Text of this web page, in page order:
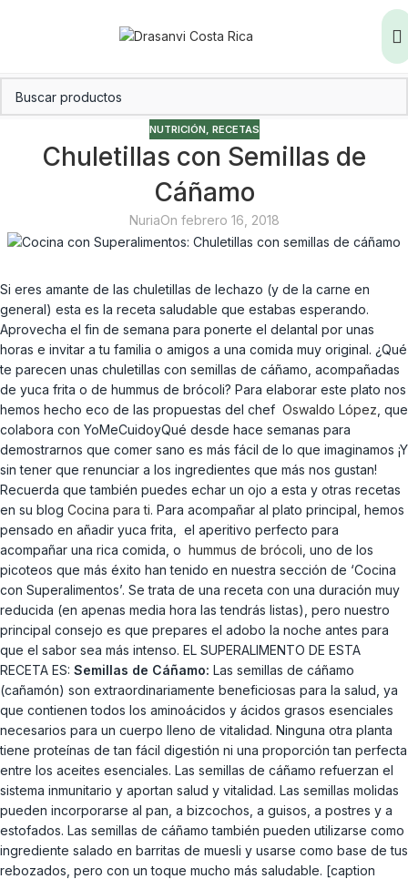
NUTRICIÓN, RECETAS
Chuletillas con Semillas de
Cáñamo
NuriaOn febrero 16, 2018
Si eres amante de las chuletillas de lechazo (y de la carne en
general) esta es la receta saludable que estabas esperando.
Aprovecha el fin de semana para ponerte el delantal por unas
horas e invitar a tu familia o amigos a una comida muy original. ¿Qué
te parecen unas chuletillas con semillas de cáñamo, acompañadas
de yuca frita o de hummus de brócoli? Para elaborar este plato nos
hemos hecho eco de las propuestas del chef Oswaldo López , que
colabora con YoMeCuidoyQué desde hace semanas para
demostrarnos que comer sano es más fácil de lo que imaginamos ¡Y
sin tener que renunciar a los ingredientes que más nos gustan!
Recuerda que también puedes echar un ojo a esta y otras recetas
en su blog Cocina para ti. Para acompañar al plato principal, hemos
pensado en añadir yuca frita, el aperitivo perfecto para
acompañar una rica comida, o hummus de brócoli , uno de los
picoteos que más éxito han tenido en nuestra sección de ‘Cocina
con Superalimentos’. Se trata de una receta con una duración muy
reducida (en apenas media hora las tendrás listas), pero nuestro
principal consejo es que prepares el adobo la noche antes para
que el sabor sea más intenso. EL SUPERALIMENTO DE ESTA
RECETA ES: Semillas de Cáñamo: Las semillas de cáñamo
(cañamón) son extraordinariamente beneficiosas para la salud, ya
que contienen todos los aminoácidos y ácidos grasos esenciales
necesarios para un cuerpo lleno de vitalidad. Ninguna otra planta
tiene proteínas de tan fácil digestión ni una proporción tan perfecta
entre los aceites esenciales. Las semillas de cáñamo refuerzan el
sistema inmunitario y aportan salud y vitalidad. Las semillas molidas
pueden incorporarse al pan, a bizcochos, a guisos, a postres y a
estofados. Las semillas de cáñamo también pueden utilizarse como
ingrediente salado en barritas de muesli y usarse como base de tus
rebozados, pero con un toque mucho más saludable. [caption